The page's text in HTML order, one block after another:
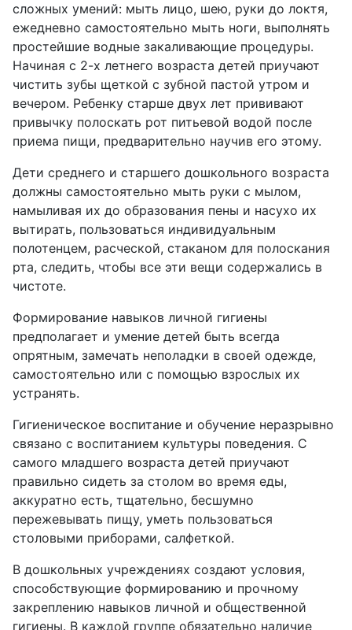
сложных умений: мыть лицо, шею, руки до локтя,
ежедневно самостоятельно мыть ноги, выполнять
простейшие водные закаливающие процедуры.
Начиная с 2-х летнего возраста детей приучают
чистить зубы щеткой с зубной пастой утром и
вечером. Ребенку старше двух лет прививают
привычку полоскать рот питьевой водой после
приема пищи, предварительно научив его этому.
Дети среднего и старшего дошкольного возраста
должны самостоятельно мыть руки с мылом,
намыливая их до образования пены и насухо их
вытирать, пользоваться индивидуальным
полотенцем, расческой, стаканом для полоскания
рта, следить, чтобы все эти вещи содержались в
чистоте.
Формирование навыков личной гигиены
предполагает и умение детей быть всегда
опрятным, замечать неполадки в своей одежде,
самостоятельно или с помощью взрослых их
устранять.
Гигиеническое воспитание и обучение неразрывно
связано с воспитанием культуры поведения. С
самого младшего возраста детей приучают
правильно сидеть за столом во время еды,
аккуратно есть, тщательно, бесшумно
пережевывать пищу, уметь пользоваться
столовыми приборами, салфеткой.
В дошкольных учреждениях создают условия,
способствующие формированию и прочному
закреплению навыков личной и общественной
гигиены. В каждой группе обязательно наличие